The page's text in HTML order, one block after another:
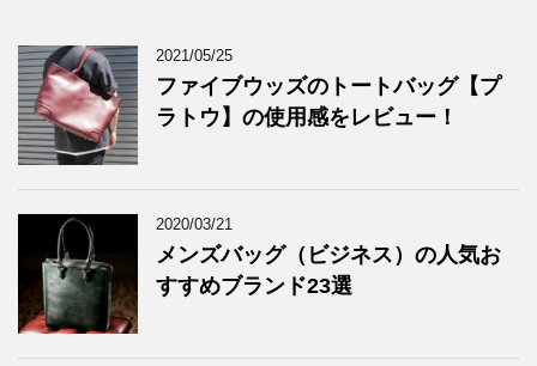
2021/05/25
ファイブウッズのトートバッグ【プ
ラトウ】の使用感をレビュー！
2020/03/21
メンズバッグ（ビジネス）の人気お
すすめブランド23選